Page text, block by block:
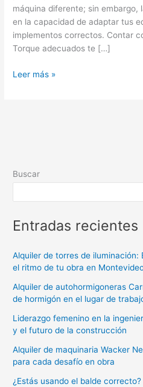
máquina diferente; sin
en la capacidad de adaptar tus
implementos correctos. Contar
Torque adecuados te […]
Leer más »
Buscar
Entradas recientes
Alquiler de torres de
el ritmo de tu obra en
Alquiler de autohormigoneras
de hormigón en el lugar de
Liderazgo femenino en la
y el futuro de la construcción
Alquiler de maquinaria Wacker
para cada desafío en obra
¿Estás usando el balde